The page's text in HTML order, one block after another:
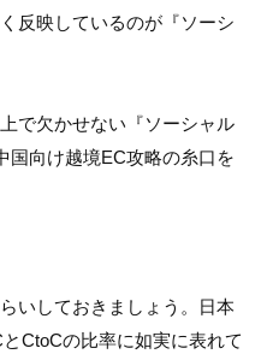
反映しているのが『ソーシ
で欠かせない『ソーシャル
国向け越境EC攻略の糸口を
いしておきましょう。日本
CtoCの比率に如実に表れて